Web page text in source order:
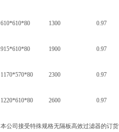
610*610*80 1300 0.97
915*610*80 1900 0.97
1170*570*80 2300 0.97
1220*610*80 2600 0.97
本公司接受特殊规格无隔板高效过滤器的订货